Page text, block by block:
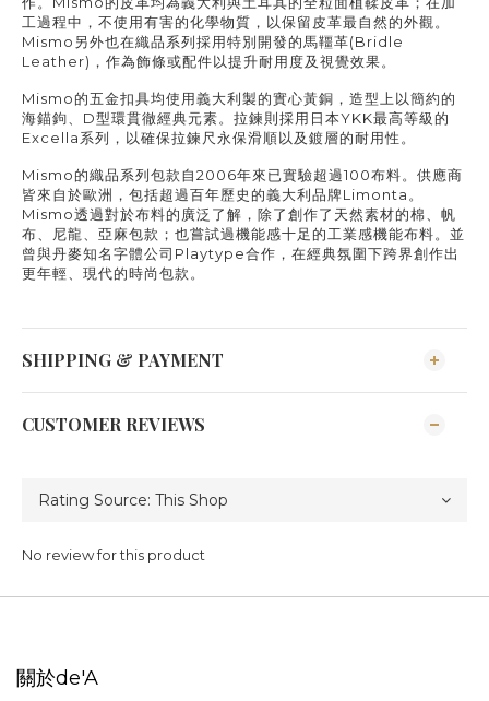
工過程中，不使用有害的化學物質，以保留皮革最自然的外觀。
Mismo 另外也在織品系列採用特別開發的馬韁革(Bridle
Leather) ，作為飾條或配件以提升耐用度及視覺效果。
Mismo的五金扣具均使用義大利製的實心黃銅，造型上以簡約的
海錨鉤、 D型環貫徹經典元素。拉鍊則採用日本YKK最高等級的
Excella系列，以確保拉鍊尺永保滑順以及鍍層的耐用性。
Mismo的織品系列包款自2006年來已實驗超過100布料。供應商
皆來自於歐洲，包括超過百年歷史的義大利品牌Limonta。
Mismo透過對於布料的廣泛了解，除了創作了天然素材的棉、帆
布、尼龍、亞麻包款；也嘗試過機能感十足的工業感機能布料。並
曾與丹麥知名字體公司 Playtype合作，在經典氛圍下跨界創作出
更年輕、現代的時尚包款。
SHIPPING & PAYMENT
CUSTOMER REVIEWS
No review for this product
關於de'A